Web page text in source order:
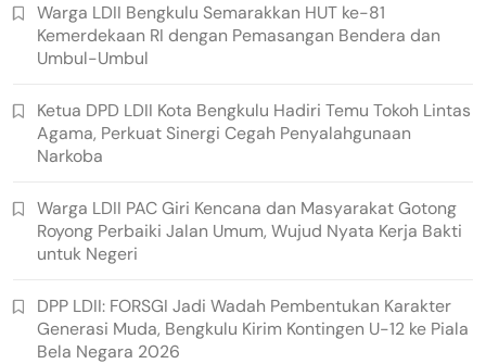
Warga LDII Bengkulu Semarakkan HUT ke-81
Kemerdekaan RI dengan Pemasangan Bendera dan
Umbul-Umbul
Ketua DPD LDII Kota Bengkulu Hadiri Temu Tokoh Lintas
Agama, Perkuat Sinergi Cegah Penyalahgunaan
Narkoba
Warga LDII PAC Giri Kencana dan Masyarakat Gotong
Royong Perbaiki Jalan Umum, Wujud Nyata Kerja Bakti
untuk Negeri
DPP LDII: FORSGI Jadi Wadah Pembentukan Karakter
Generasi Muda, Bengkulu Kirim Kontingen U-12 ke Piala
Bela Negara 2026